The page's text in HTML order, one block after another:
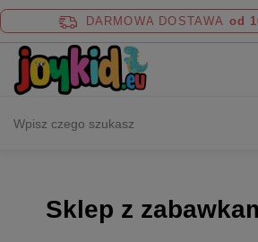
DARMOWA DOSTAWA od
Sklep z